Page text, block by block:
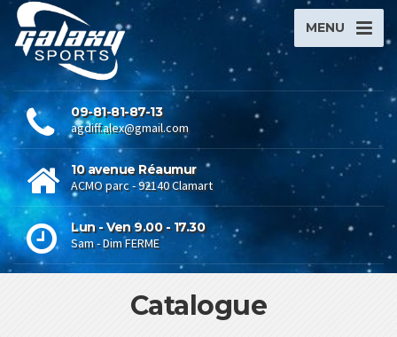
MENU
09-81-81-87-13
agdiff.alex@gmail.com
10 avenue Réaumur
ACMO parc - 92140 Clamart
Lun - Ven 9.00 - 17.30
Sam - Dim FERME
Catalogue